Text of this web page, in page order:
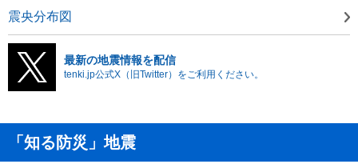
震央分布図
最新の地震情報を配信
tenki.jp公式X（旧Twitter）をご利用ください。
「知る防災」地震